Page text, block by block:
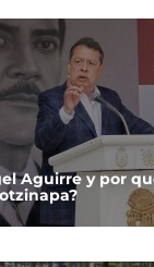
Aguirre y por